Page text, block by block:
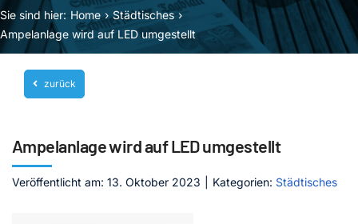
Themen
Blog
Unternehmen
Mediathek
Sie sind hier: Home
Städtisches
Ampelanlage wird auf LED umgestellt
zurück
Ampelanlage wird auf LED umgestellt
Veröffentlicht am: 13. Oktober 2023 Kategorien: Städtisches